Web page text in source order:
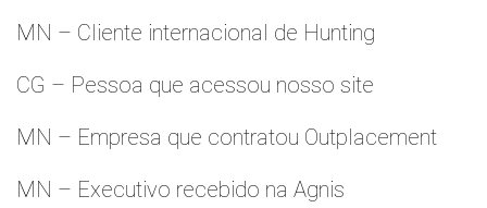
MN – Cliente internacional de Hunting
CG – Pessoa que acessou nosso site
MN – Empresa que contratou Outplacement
MN – Executivo recebido na Agnis